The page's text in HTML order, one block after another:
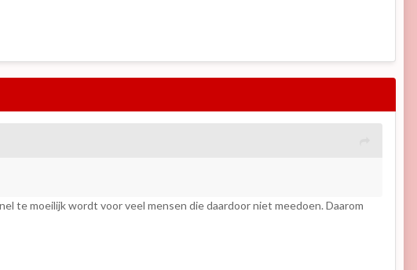
te moeilijk wordt voor veel mensen die daardoor niet meedoen. Daarom